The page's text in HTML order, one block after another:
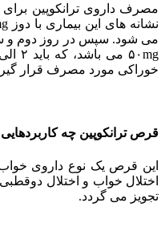
مصرف داروی ترانکوپین برای
خوراکی مورد مصرف قرار
قرص ترانکوپین چه کاربردهایی
این قرص یک نوع داروی
اختلال خواب و اختلال
تجویز می گردد.